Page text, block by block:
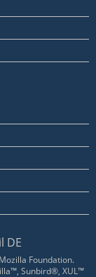
DE
Foundation.
Sunbird®, XUL™